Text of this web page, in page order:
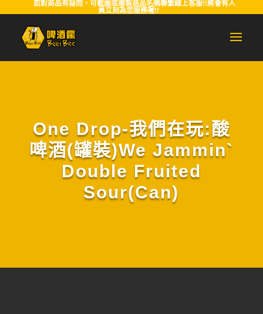
如對商品有疑問，可截圖或複製商品名稱聯繫線上客服!!將會有人
員立刻為您服務喔!!
One Drop-我們在玩:酸
啤酒(罐裝)We Jammin`
Double Fruited
Sour(Can)